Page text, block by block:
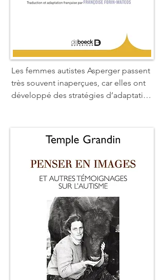
Les femmes autistes Asperger passent
très souvent inaperçues, car elles ont
développé des stratégies d’adaptation
auxquels elles font face sont le fruit
écrit par une « Aspergirl » pour les
Aspergirls. Rudy Simone s’appuie sur
et sur sa propre expérience pour
identifier les combats récurrents et les
domaines pour lesquels elles ont
besoin de soutien, d’informations et
de conseils.